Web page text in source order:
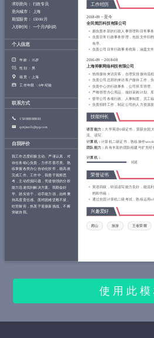
求职意向： 行政专员
意向城市：
上海
期望薪资：
15000/月
入职时间： 一个月内到岗
个人信息
年龄 ： 35岁
性别 ： 男
籍贯 ：
上海
工作年限 ：6年经验
联系方式
15088888881
qmjianli@qq.com
自我评价
我工作态度积极主动、严谨认真，对
待任务细心负责，力求尽善尽美。熟
练掌握各类办公自动化软件，能高效
完成工作。工作中，我善于观察思
考，主动挖掘问题，凭借较强的分析
能力迅速找到解决方案。我勤奋好
学、踏实肯干，动手能力强，始终秉
持高度责任感。面对困难坚毅不拔、
吃苦耐劳，热衷于迎接新挑战，不断
突破自我。
工作经历
2018-09 ~至今
全民简历科技有限公司
拥负责本部的行政人事管理和日常事
负责日常行政事务管理，包括文件归
有序。
负责公司日常行政事务统筹，涵盖文
2016-09 ~2018-08
上海斧掌网络科技有限公司
热情接待来访宾客，合理安排接待流
负责公司总部的来访客户接待工作，
负责中心的行政事务，公司班车管理
严格管理办公用品，做好采购计划、
督导公司各项行政、人事制度、员工
负责招聘工作，制定公司的人力资源
技能特长
语言能力：大学英语6级证书，荣获全国
流、读写。
计算机：计算机二级证书，熟练操作
团队能力：具有丰富的团队组建与扩充经
计算机：
精通
荣誉证书
英语四级，听说读写能力良好，能流
档和书籍；
通过全国计算机二级考试，熟练运用
兴趣爱好
爬山 旅游 王者荣耀
使 用 此 模